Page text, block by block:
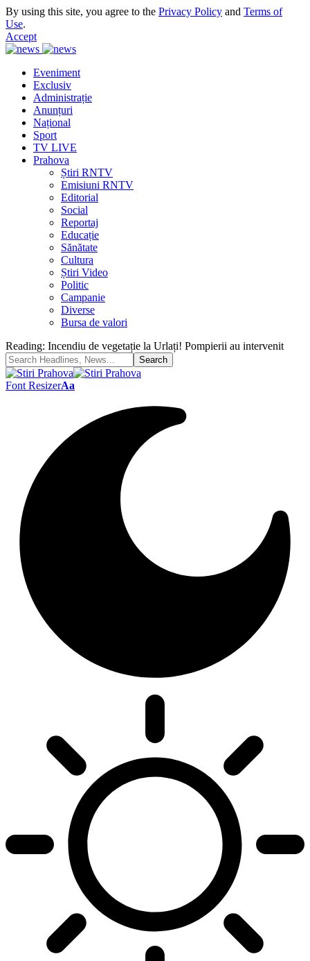
By using this site, you agree to the Privacy Policy and Terms of
Use.
Accept
Eveniment
Exclusiv
Administrație
Anunțuri
Național
Sport
TV LIVE
Prahova
Știri RNTV
Emisiuni RNTV
Editorial
Social
Reportaj
Educație
Sănătate
Cultura
Știri Video
Politic
Campanie
Diverse
Bursa de valori
Reading: Incendiu de vegetație la Urlați! Pompierii au intervenit
Font ResizerAa